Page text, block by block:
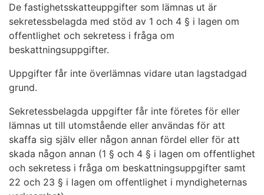
De fastighetsskatteuppgifter som lämnas ut är
sekretessbelagda med stöd av 1 och 4 § i lagen om
offentlighet och sekretess i fråga om
beskattningsuppgifter.
Uppgifter får inte överlämnas vidare utan lagstadgad
grund.
Sekretessbelagda uppgifter får inte företes för eller
lämnas ut till utomstående eller användas för att
skaffa sig själv eller någon annan fördel eller för att
skada någon annan (1 § och 4 § i lagen om offentlighet
och sekretess i fråga om beskattningsuppgifter samt
22 och 23 § i lagen om offentlighet i myndigheternas